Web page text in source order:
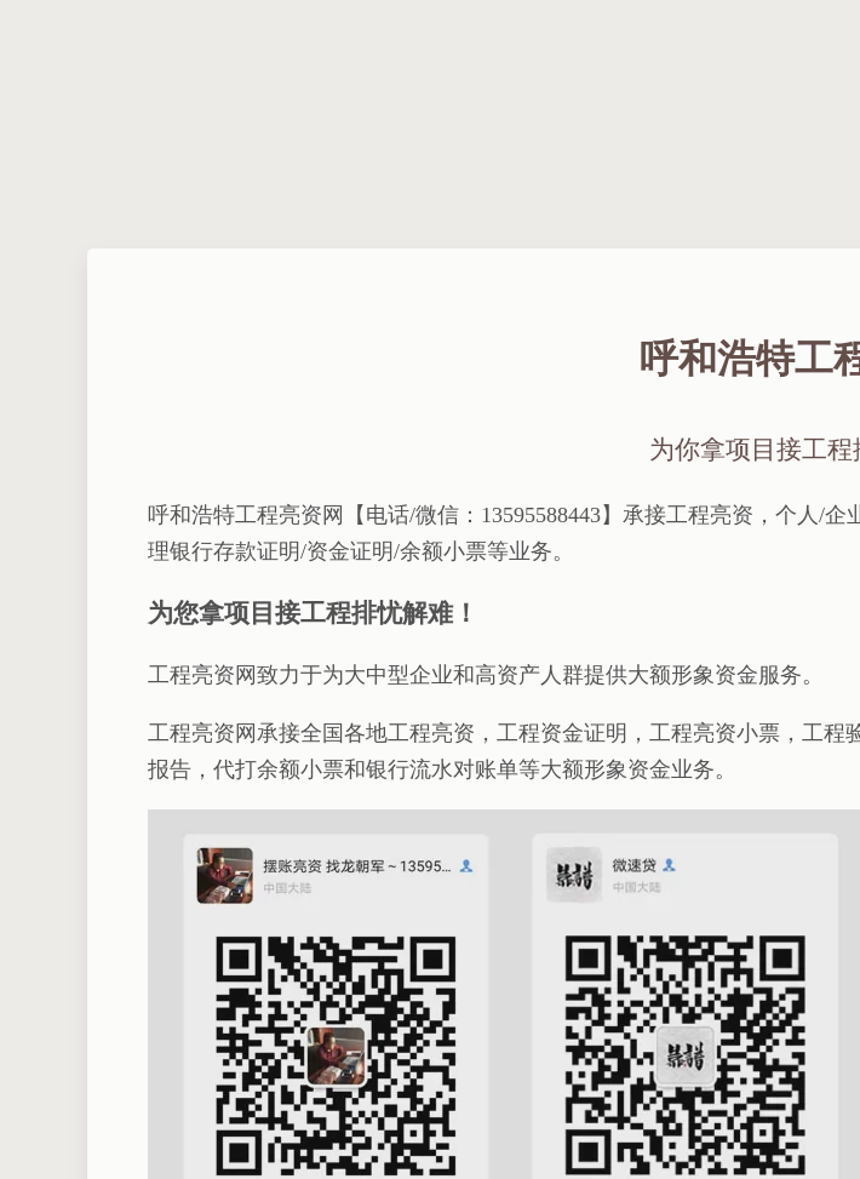
呼和浩特工
为你拿项目接工程
呼和浩特工程亮资网【电话/微信：13595588443】承接工程亮资，个人/
理银行存款证明/资金证明/余额小票等业务。
为您拿项目接工程排忧解难！
工程亮资网致力于为大中型企业和高资产人群提供大额形象资金服务。
工程亮资网承接全国各地工程亮资，工程资金证明，工程亮资小票，工
报告，代打余额小票和银行流水对账单等大额形象资金业务。